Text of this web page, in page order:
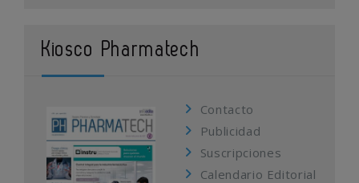
Kiosco Pharmatech
Contacto
Publicidad
Suscripciones
Calendario Editorial